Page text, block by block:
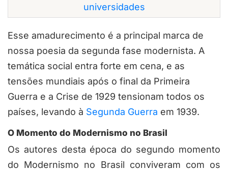
universidades
Esse amadurecimento é a principal marca de
nossa poesia da segunda fase modernista. A
temática social entra forte em cena, e as
tensões mundiais após o final da Primeira
Guerra e a Crise de 1929 tensionam todos os
países, levando à Segunda Guerra em 1939.
O Momento do Modernismo no Brasil
Os autores desta época do segundo momento
do Modernismo no Brasil conviveram com os